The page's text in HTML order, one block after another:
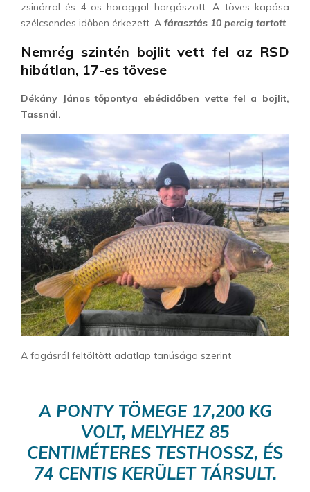
zsinórral és 4-os horoggal horgászott. A töves kapása
szélcsendes időben érkezett. A fárasztás 10 percig tartott.
Nemrég szintén bojlit vett fel az RSD
hibátlan, 17-es tövese
Dékány Jánostőpontya ebédidőben vette fel a bojlit,
Tassnál.
A fogásról feltöltött adatlap tanúsága szerint
A PONTY TÖMEGE 17,200 KG
VOLT, MELYHEZ 85
CENTIMÉTERES TESTHOSSZ, ÉS
74 CENTIS KERÜLET TÁRSULT.